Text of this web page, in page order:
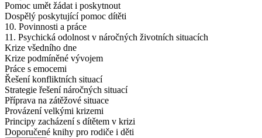
Pomoc umět žádat i poskytnout
Dospělý poskytující pomoc dítěti
10. Povinnosti a práce
11. Psychická odolnost v náročných životních situacích
Krize všedního dne
Krize podmíněné vývojem
Práce s emocemi
Řešení konfliktních situací
Strategie řešení náročných situací
Příprava na zátěžové situace
Provázení velkými krizemi
Principy zacházení s dítětem v krizi
Doporučené knihy pro rodiče i děti